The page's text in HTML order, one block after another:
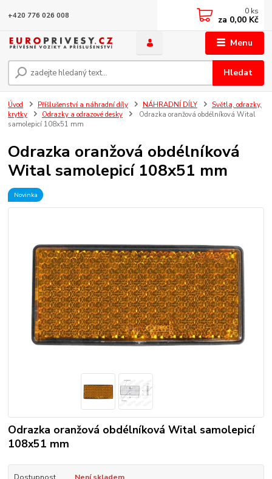
Menu
Hledat
+420 776 026 008 0 ks
za 0,00 Kč
Úvod Příšlušenství a náhradní díly NÁHRADNÍ DÍLY
Světla, odrazky,
krytky
Odrazky a odrazové desky
Odrazka oranžová obdélníková Wital
samolepicí 108x51 mm
Odrazka oranžová obdélníková
Wital samolepicí 108x51 mm
Novinka
Odrazka oranžová obdélníková Wital samolepicí
108x51 mm
Dostupnost Není skladem